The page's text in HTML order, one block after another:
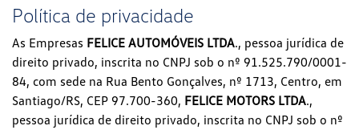
Política de privacidade
As Empresas FELICE AUTOMÓVEIS LTDA., pessoa jurídica de
direito privado, inscrita no CNPJ sob o nº 91.525.790/0001-
84, com sede na Rua Bento Gonçalves, nº 1713, Centro, em
Santiago/RS, CEP 97.700-360, FELICE MOTORS LTDA.,
pessoa jurídica de direito privado, inscrita no CNPJ sob o nº